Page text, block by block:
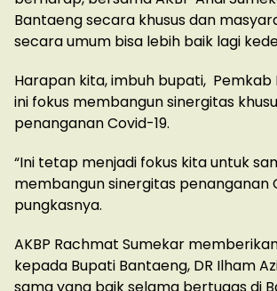
Bantaeng secara khusus dan
secara umum bisa lebih baik lagi
Harapan kita, imbuh bupati, Pemkab
ini fokus membangun sinergitas
penanganan Covid-19.
“Ini tetap menjadi fokus kita untuk
membangun sinergitas penanganan
pungkasnya.
AKBP Rachmat Sumekar
kepada Bupati Bantaeng, DR Ilham